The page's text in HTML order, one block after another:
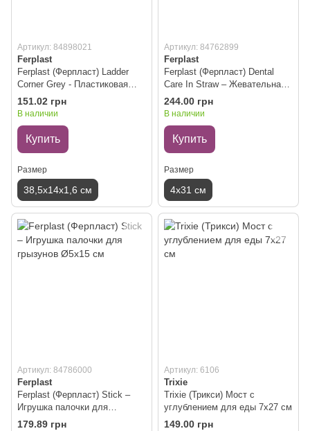
Артикул: 84898021
Ferplast
Ferplast (Ферпласт) Ladder
Corner Grey - Пластиковая
лесенка для хорьков
38,5x14x1,6 см
151.02 грн
В наличии
Купить
Размер
38,5x14x1,6 см
Артикул: 84762899
Ferplast
Ferplast (Ферпласт) Dental
Care In Straw – Жевательная
игрушка для грызунов 4x31
см
244.00 грн
В наличии
Купить
Размер
4x31 см
Артикул: 84786000
Ferplast
Ferplast (Ферпласт) Stick –
Игрушка палочки для
грызунов Ø5x15 см
179.89 грн
Артикул: 6106
Trixie
Trixie (Трикси) Мост с
углублением для еды 7х27 см
149.00 грн